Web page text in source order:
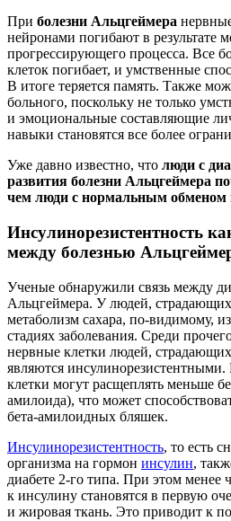
При болезни Альцгеймера
нейронами погибают в результате
прогрессирующего процесса. Все
клеток погибает, и умственные
В итоге теряется память. Также
больного, поскольку не только
и эмоциональные составляющие
навыки становятся все более
Уже давно известно, что люди с
развития болезни Альцгеймера
чем люди с нормальным обменом
Инсулинорезистентность
между болезнью
Ученые обнаружили связь между
Альцгеймера. У людей,
метаболизм сахара, по-видимому,
стадиях заболевания. Среди
нервные клетки людей,
являются
клетки могут расщеплять меньше
амилоида), что может
бета-амилоидных бляшек.
Инсулинорезистентность, то есть
организма на гормон инсулин,
диабете 2-го типа. При этом менее
к инсулину становятся в первую
и жировая ткань. Это приводит к